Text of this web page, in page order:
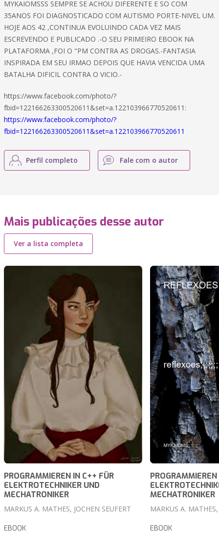
MYKAIOMSSS SEMPRE SE ACHOU DIFERENTE E SO COM
35ANOS FOI DIAGNOSTICADO COM AUTISMO PORTE-NIVEL UM.
HOJE AOS 42 ,CONTINUA EVOLUINDO CADA VEZ MAIS
ESCREVENDO E PUBLICADO .-O SEU PRIMEIRO EBOOK NA
PLATAFORMA ,FOI O "PM CONTRA AS DROGAS.-FANTASIA
INSPIRADA EM SEU IRMAO DEPOIS QUE HAVIA VENCIDA UMA
BATALHA DIFICIL CONTRA O VICIO.-
https://www.facebook.com/photo/?
fbid=122166263300520611&set=a.122103966770520611:
https://www.facebook.com/photo/?
fbid=122166263300520611&set=a.122103966770520611
Perfil completo Fale com o autor
Mais publicações desse autor
Ver a lista completa
PROGRAMMIEREN IN C++ FÜR
ELEKTROTECHNIKER UND
MECHATRONIKER
MARKUS A. MATHES, JOCHEN SEUFERT
EBOOK
MECHATRONIKER
MARKUS A.
EBOOK